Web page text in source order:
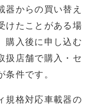
器からの買い替え
けたことがある場
購入後に申し込む
扱店舗で購入・セ
件です。
規格対応車載器の